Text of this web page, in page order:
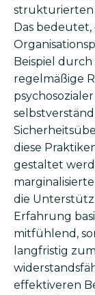
strukturierten
Das
Beispiel
regelmäßige
diese
gestaltet
die
Erfahrung
mitfühlend,
langfristig
effektiveren